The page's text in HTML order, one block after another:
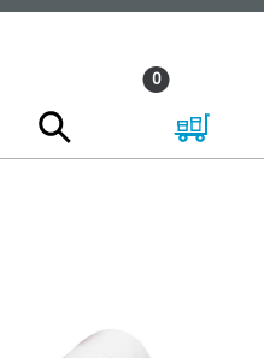
0